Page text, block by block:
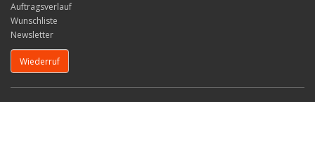
Auftragsverlauf
Wunschliste
Newsletter
Wiederruf